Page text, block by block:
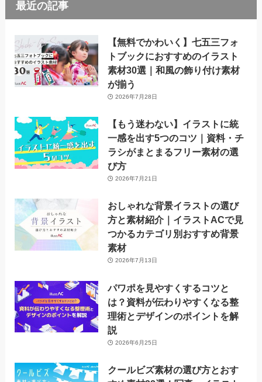
最近の記事
【無料でかわいく】七五三フォ
トブックにおすすめのイラスト
素材30選｜和風の飾り付け素材
が揃う
2026年7月28日
【もう迷わない】イラストに統
一感を出す5つのコツ｜資料・チ
ラシがまとまるフリー素材の選
び方
2026年7月21日
おしゃれな背景イラストの選び
方と素材紹介｜イラストACで見
つかるカテゴリ別おすすめ背景
素材
2026年7月13日
パワポを見やすくするコツと
は？資料が伝わりやすくなる整
理術とデザインのポイントを解
説
2026年6月25日
クールビズ素材の選び方とおす